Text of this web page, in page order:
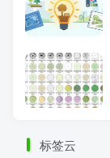
标签云